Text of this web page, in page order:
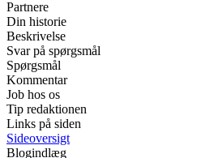
Partnere
Din historie
Beskrivelse
Svar på spørgsmål
Spørgsmål
Kommentar
Job hos os
Tip redaktionen
Links på siden
Sideoversigt
Blogindlæg